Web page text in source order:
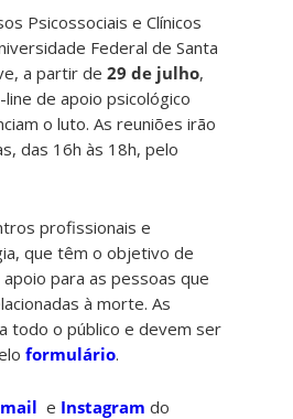
Psicossociais e Clínicos
Federal de Santa
a partir de29 de julho,
de apoio psicológico
o luto. As reuniões irão
das 16h às 18h, pelo
profissionais e
que têm o objetivo de
para as pessoas que
à morte. As
todo o público e devem ser
formulário.
e Instagram do